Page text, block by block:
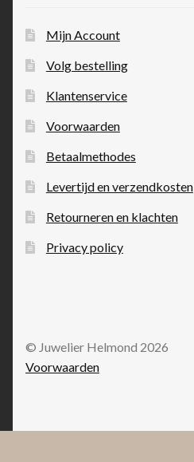
Mijn Account
Volg bestelling
Klantenservice
Voorwaarden
Betaalmethodes
Levertijd en verzendkosten
Retourneren en klachten
Privacy policy
© Juwelier Helmond 2026
Voorwaarden